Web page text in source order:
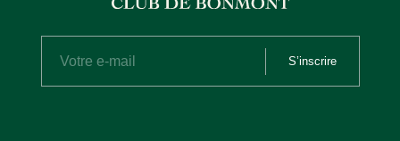
S’inscrire